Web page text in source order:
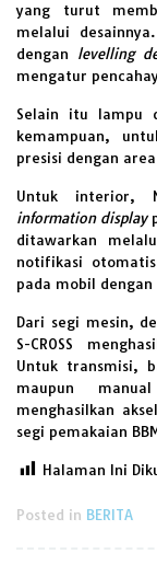
yang turut
melalui
dengan levelling
mengatur
Selain itu lampu
kemampuan,
presisi dengan
Untuk interior,
information display
ditawarkan
notifikasi
pada mobil
Dari segi mesin,
S-CROSS
Untuk transmisi,
maupun
menghasilkan
segi pemakaian
Halaman Ini
Posted in BERITA